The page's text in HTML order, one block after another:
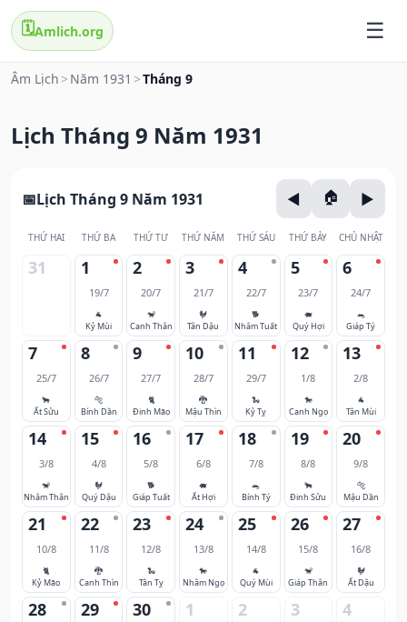
🗓️Amlich.org
Âm Lịch > Năm 1931 >Tháng 9
Lịch Tháng 9 Năm 1931
Lịch Tháng 9 Năm 1931
THỨ HAI THỨ BA THỨ TƯ THỨ NĂM THỨ SÁU THỨ BẢY CHỦ NHẬT
31 1
19/7
🐐
Kỷ Mùi
2
20/7
🐒
Canh Thân
3
21/7
🐓
Tân Dậu
4
22/7
🐕
Nhâm Tuất
5
23/7
🐖
Quý Hợi
6
24/7
🐀
Giáp Tý
7
25/7
🐂
Ất Sửu
8
26/7
🐅
Bính Dần
9
27/7
🐈
Đinh Mão
10
28/7
🐉
Mậu Thìn
11
29/7
🐍
Kỷ Tỵ
12
1/8
🐎
Canh Ngọ
13
2/8
🐐
Tân Mùi
14
3/8
🐒
Nhâm Thân
15
4/8
🐓
Quý Dậu
16
5/8
🐕
Giáp Tuất
17
6/8
🐖
Ất Hợi
18
7/8
🐀
Bính Tý
19
8/8
🐂
Đinh Sửu
20
9/8
🐅
Mậu Dần
21
10/8
🐈
Kỷ Mão
22
11/8
🐉
Canh Thìn
23
12/8
🐍
Tân Tỵ
24
13/8
🐎
Nhâm Ngọ
25
14/8
🐐
Quý Mùi
26
15/8
🐒
Giáp Thân
27
16/8
🐓
Ất Dậu
28 29 30 1 2 3 4